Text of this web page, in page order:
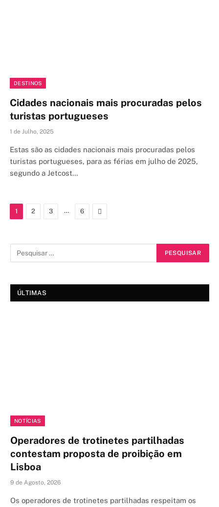
DESTINOS
Cidades nacionais mais procuradas pelos
turistas portugueses
1 de Julho, 2025
Estas são as cidades nacionais mais procuradas pelos
turistas portugueses, para as férias em julho de 2025,
segundo a Jetcost…
1 2 3 … 6 Next
ÚLTIMAS
NOTÍCIAS
Operadores de trotinetes partilhadas
contestam proposta de proibição em
Lisboa
9 de Agosto, 2026
Os operadores de trotinetes partilhadas respeitam os